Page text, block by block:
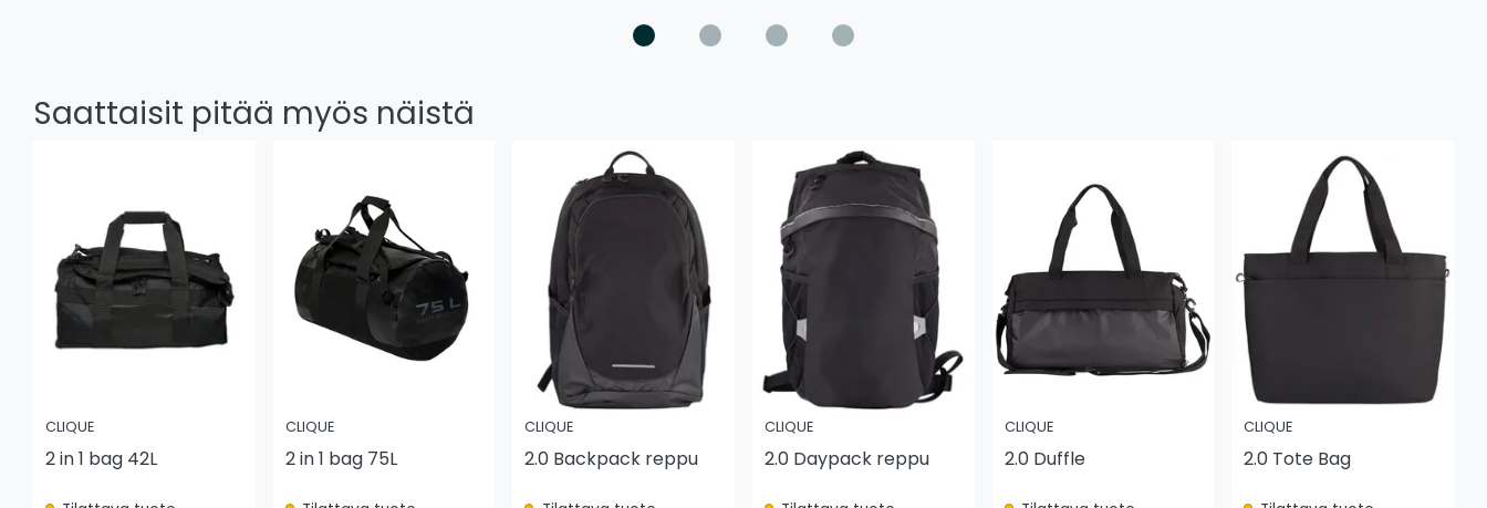
Saattaisit pitää myös näistä
CLIQUE
2 in 1 bag 42L
CLIQUE
2 in 1 bag 75L
CLIQUE
2.0 Backpack reppu
CLIQUE
2.0 Daypack reppu
CLIQUE
2.0 Duffle
CLIQUE
2.0 Tote Bag